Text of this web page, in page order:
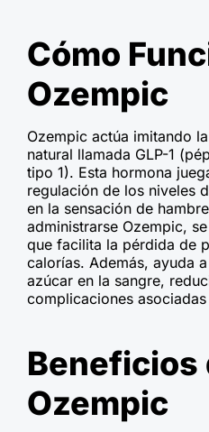
Cómo
Ozempic
Ozempic actúa imitando
natural llamada GLP-1
tipo 1). Esta hormona
regulación de los niveles
en la sensación de
administrarse Ozempic,
que facilita la pérdida de
calorías. Además, ayuda
azúcar en la sangre,
complicaciones
Beneficios
Ozempic